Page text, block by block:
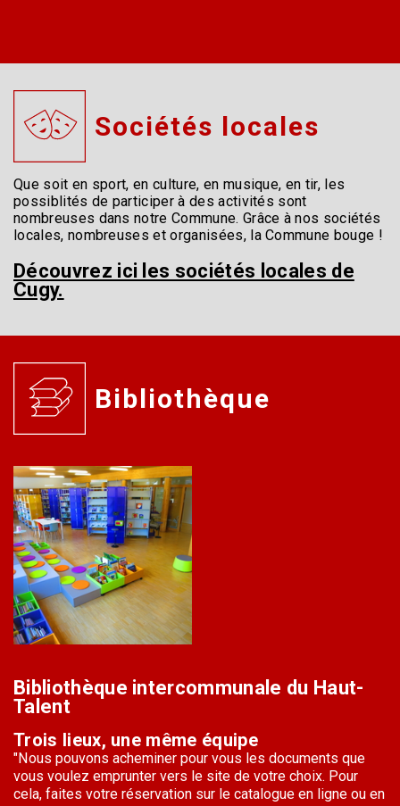
Sociétés locales
Que soit en sport, en culture, en musique, en tir, les
possiblités de participer à des activités sont
nombreuses dans notre Commune. Grâce à nos sociétés
locales, nombreuses et organisées, la Commune bouge !
Découvrez ici les sociétés locales de
Cugy.
Bibliothèque
Bibliothèque intercommunale du Haut-
Talent
Trois lieux, une même équipe
"Nous pouvons acheminer pour vous les documents que
vous voulez emprunter vers le site de votre choix. Pour
cela, faites votre réservation sur le catalogue en ligne ou en